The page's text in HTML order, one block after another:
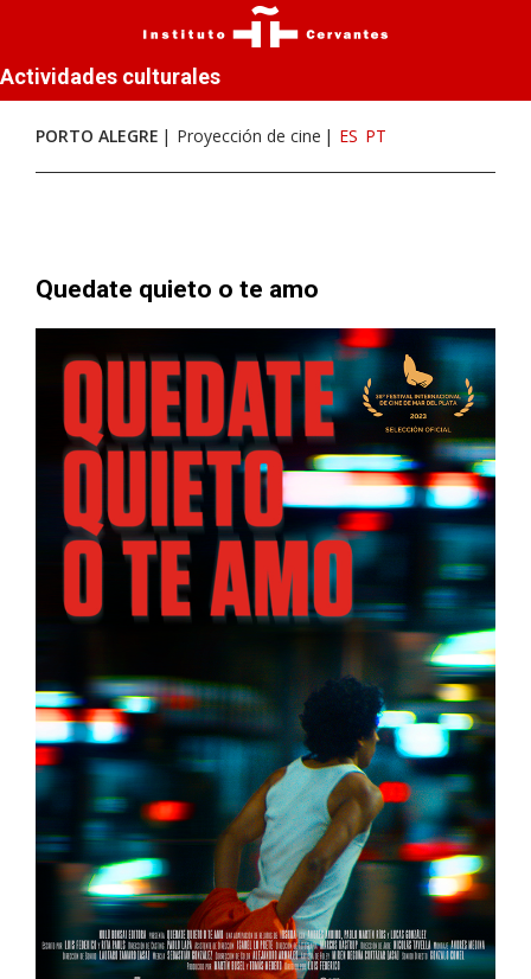
Actividades culturales
PORTO ALEGRE Proyección de cine ES PT
Quedate quieto o te amo